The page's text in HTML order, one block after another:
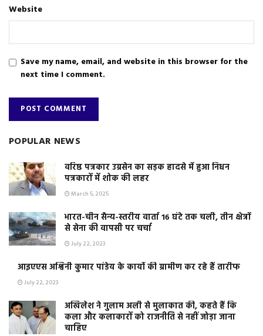
Website
Save my name, email, and website in this browser for the
next time I comment.
POPULAR NEWS
वरिष्ठ पत्रकार उग्रसेन का सड़क हादसे में हुआ निधन
पत्रकारों में शोक की लहर
March 5, 2025
भारत-चीन सैन्य-स्तरीय वार्ता 16 घंटे तक चली, तीन क्षेत्रों
से सेना की वापसी पर चर्चा
July 22, 2023
आइएएस अश्विनी कुमार पांडेय के कार्यो की ग्रामीण कर रहे हैं तारीफ
July 22, 2023
अखिलेश ने गुलाम अली से मुलाकात की, कहते हैं कि
कला और कलाकारों को राजनीति से नहीं जोड़ा जाना
चाहिए